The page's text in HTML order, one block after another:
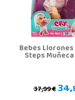
Bebés
Steps
37,99 €34,